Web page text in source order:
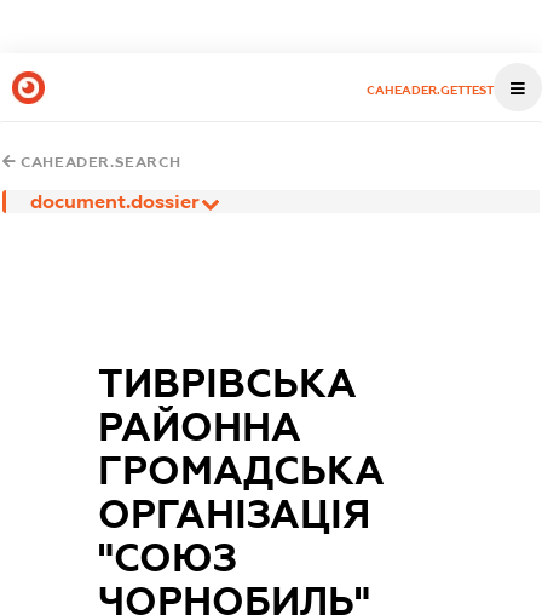
CAHEADER.GETTEST
CAHEADER.SEARCH
document.dossier
ТИВРІВСЬКА
РАЙОННА
ГРОМАДСЬКА
ОРГАНІЗАЦІЯ
"СОЮЗ
ЧОРНОБИЛЬ"